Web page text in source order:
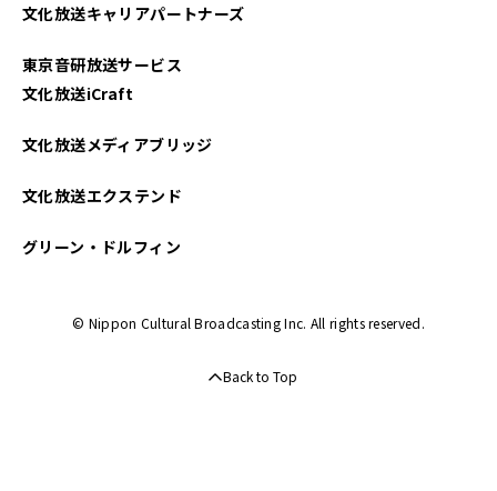
2024年11月
2024年10月
2024年09月
文化放送キャリアパートナーズ
東京音研放送サービス
文化放送iCraft
文化放送メディアブリッジ
文化放送エクステンド
グリーン・ドルフィン
© Nippon Cultural Broadcasting Inc. All rights reserved.
Back to Top